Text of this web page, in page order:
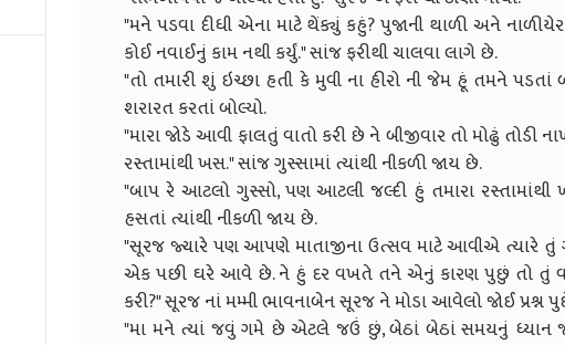
"મને પડવા દીધી એના માટે થેંક્યું કહું? પુજાની થાળી અને
કોઈ નવાઈનું કામ નથી કર્યું." સાંજ ફરીથી ચાલવા લાગે છે.
"તો તમારી શું ઇચ્છા હતી કે મુવી ના હીરો ની જેમ હૂં તમને
શરારત કરતાં બોલ્યો.
"મારા જોડે આવી ફાલતું વાતો કરી છે ને બીજીવાર તો મોઢું તોડી
રસ્તામાંથી ખસ." સાંજ ગુસ્સામાં ત્યાંથી નીકળી જાય છે.
"બાપ રે આટલો ગુસ્સો, પણ આટલી જલ્દી હું તમારા રસ્તામાંથી
હસતાં ત્યાંથી નીકળી જાય છે.
"સૂરજ જ્યારે પણ આપણે માતાજીના ઉત્સવ માટે આવીએ ત્યારે
એક પછી ઘરે આવે છે. ને હું દર વખતે તને એનું કારણ પુછું તો તું
કરી?" સૂરજ નાં મમ્મી ભાવનાબેન સૂરજ ને મોડા આવેલો જોઈ પ્રશ્ન
"મા મને ત્યાં જવું ગમે છે એટલે જઉં છું, બેઠાં બેઠાં સમયનું ધ્યાન જ